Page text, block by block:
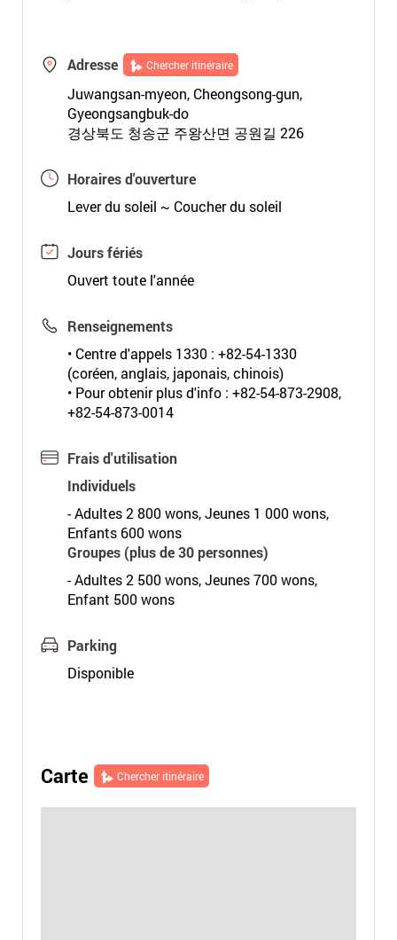
Adresse Chercher itinéraire
Juwangsan-myeon, Cheongsong-gun,
Gyeongsangbuk-do
경상북도 청송군 주왕산면 공원길 226
Horaires d'ouverture
Lever du soleil ~ Coucher du soleil
Jours fériés
Ouvert toute l'année
Renseignements
• Centre d'appels 1330 : +82-54-1330
(coréen, anglais, japonais, chinois)
• Pour obtenir plus d'info : +82-54-873-2908,
+82-54-873-0014
Frais d'utilisation
Individuels
- Adultes 2 800 wons, Jeunes 1 000 wons,
Enfants 600 wons
Groupes (plus de 30 personnes)
- Adultes 2 500 wons, Jeunes 700 wons,
Enfant 500 wons
Parking
Disponible
Carte Chercher itinéraire